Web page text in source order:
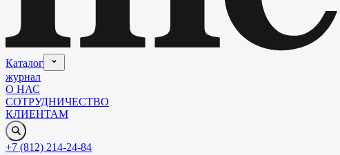
Каталог
журнал
О НАС
СОТРУДНИЧЕСТВО
КЛИЕНТАМ
+7 (812) 214-24-84